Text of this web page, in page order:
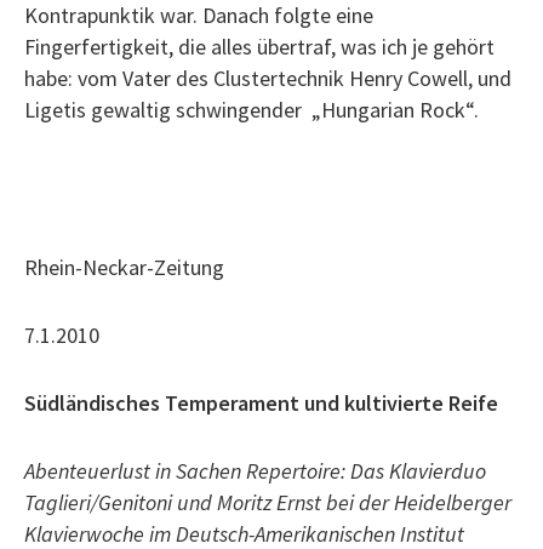
Kontrapunktik war. Danach folgte eine
Fingerfertigkeit, die alles übertraf, was ich je gehört
habe: vom Vater des Clustertechnik Henry Cowell, und
Ligetis gewaltig schwingender „Hungarian Rock“.
Rhein-Neckar-Zeitung
7.1.2010
Südländisches Temperament und kultivierte Reife
Abenteuerlust in Sachen Repertoire: Das Klavierduo
Taglieri/Genitoni und Moritz Ernst bei der Heidelberger
Klavierwoche im Deutsch-Amerikanischen Institut